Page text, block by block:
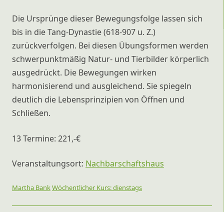
Die Ursprünge dieser Bewegungsfolge lassen sich
bis in die Tang-Dynastie (618-907 u. Z.)
zurückverfolgen. Bei diesen Übungsformen werden
schwerpunktmäßig Natur- und Tierbilder körperlich
ausgedrückt. Die Bewegungen wirken
harmonisierend und ausgleichend. Sie spiegeln
deutlich die Lebensprinzipien von Öffnen und
Schließen.
13 Termine: 221,-€
Veranstaltungsort: Nachbarschaftshaus
Martha BankWöchentlicher Kurs: dienstags